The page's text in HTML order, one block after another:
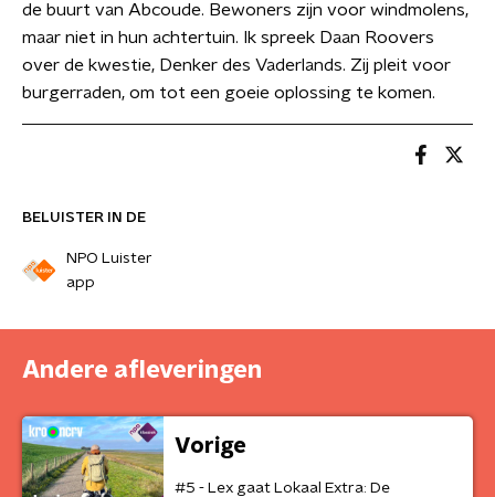
BELUISTER IN DE
NPO Luister
app
de buurt van Abcoude. Bewoners zijn voor windmolens,
maar niet in hun achtertuin. Ik spreek Daan Roovers
over de kwestie, Denker des Vaderlands. Zij pleit voor
burgerraden, om tot een goeie oplossing te komen.
Andere afleveringen
Vorige
#5 - Lex gaat Lokaal Extra: De